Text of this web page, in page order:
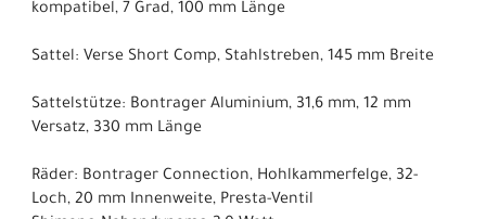
kompatibel, 7 Grad, 100 mm Länge
Sattel: Verse Short Comp, Stahlstreben, 145 mm Breite
Sattelstütze: Bontrager Aluminium, 31,6 mm, 12 mm
Versatz, 330 mm Länge
Räder: Bontrager Connection, Hohlkammerfelge, 32-
Loch, 20 mm Innenweite, Presta-Ventil